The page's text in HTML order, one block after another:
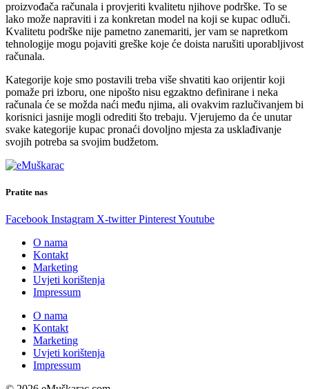
proizvođača računala i provjeriti kvalitetu njihove podrške. To se
lako može napraviti i za konkretan model na koji se kupac odluči.
Kvalitetu podrške nije pametno zanemariti, jer vam se napretkom
tehnologije mogu pojaviti greške koje će doista narušiti uporabljivost
računala.
Kategorije koje smo postavili treba više shvatiti kao orijentir koji
pomaže pri izboru, one nipošto nisu egzaktno definirane i neka
računala će se možda naći među njima, ali ovakvim razlučivanjem bi
korisnici jasnije mogli odrediti što trebaju. Vjerujemo da će unutar
svake kategorije kupac pronaći dovoljno mjesta za usklađivanje
svojih potreba sa svojim budžetom.
Pratite nas
Facebook Instagram X-twitter PinterestYoutube
O nama
Kontakt
Marketing
Uvjeti korištenja
Impressum
O nama
Kontakt
Marketing
Uvjeti korištenja
Impressum